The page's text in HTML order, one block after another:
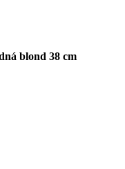
blond 38 cm